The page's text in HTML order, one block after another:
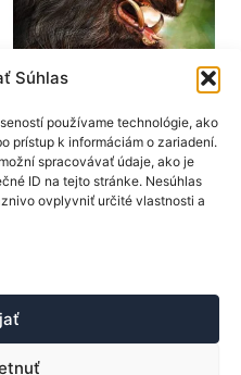
Súhlas
používame technológie, ako
prístup k informáciám o zariadení.
spracovávať údaje, ako je
ID na tejto stránke. Nesúhlas
ovplyvniť určité vlastnosti a
na
Poťahy na rakety
SpinLord poťah Keiler
OX